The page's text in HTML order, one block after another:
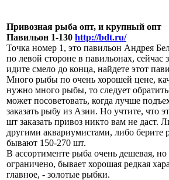
Привозная рыба опт, и крупный опт
Павильон 1-130 http://bdt.ru/
Точка номер 1, это павильон Андрея
по левой стороне в павильонах,
идите смело до конца, найдете этот
Много рыбы по очень хорошей цене,
нужно много рыбы, то следует
может посоветовать, когда лучше
заказать рыбу из Азии. Но учтите, что
шт заказать привоз никто вам не даст.
другими аквариумистами, либо берите
бывают 150-270 шт.
В ассортименте рыба очень дешевая, но
ограничено, бывает хорошая редкая
главное, - золотые рыбки.